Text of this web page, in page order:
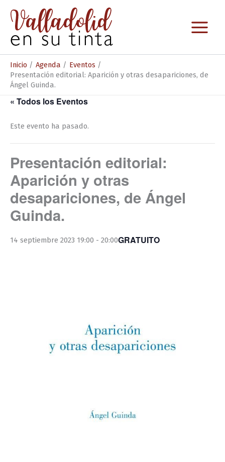
contenido
Inicio Agenda
Eventos
Presentación editorial: Aparición y otras desapariciones, de
Ángel Guinda.
« Todos los Eventos
Este evento ha pasado.
Presentación editorial:
Aparición y otras
desapariciones, de Ángel
Guinda.
14 septiembre 2023 19:00 - 20:00GRATUITO